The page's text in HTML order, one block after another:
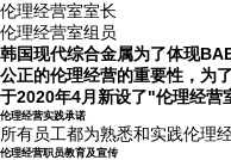
伦理经营室室长
伦理经营室组员
韩国现代综合金属为了体现
公正的伦理经营的重要性，为
于2020年4月新设了"伦理经营
伦理经营实践承诺
所有员工都为熟悉和实践伦理
伦理经营职员教育及宣传